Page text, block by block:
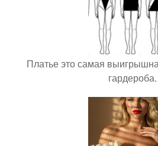
Платье это самая
гардероба.